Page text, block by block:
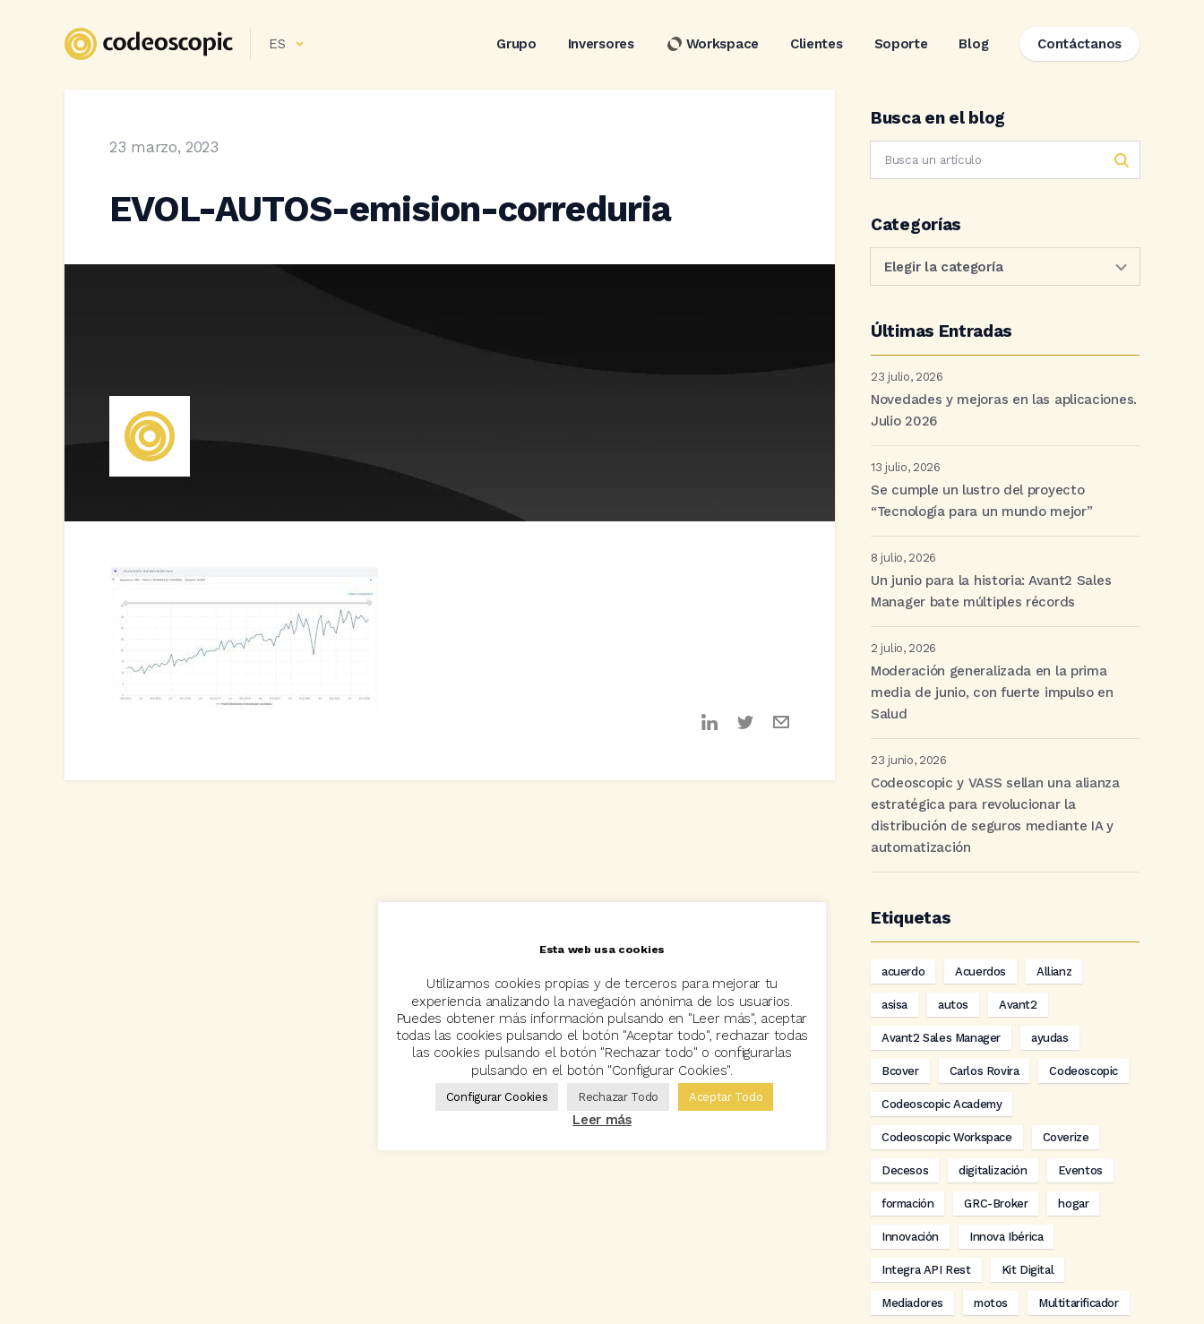
ES Grupo Inversores Workspace Clientes Soporte Blog Contáctanos
23 marzo, 2023
EVOL-AUTOS-emision-correduria
Busca en el blog
Categorías
Últimas Entradas
23 julio, 2026
Novedades y mejoras en las aplicaciones.
Julio 2026
13 julio, 2026
Se cumple un lustro del proyecto
“Tecnología para un mundo mejor”
8 julio, 2026
Un junio para la historia: Avant2 Sales
Manager bate múltiples récords
2 julio, 2026
Moderación generalizada en la prima
media de junio, con fuerte impulso en
Salud
23 junio, 2026
Codeoscopic y VASS sellan una alianza
estratégica para revolucionar la
distribución de seguros mediante IA y
automatización
Etiquetas
acuerdo Acuerdos Allianz
asisa autos Avant2
Avant2 Sales Manager ayudas
Bcover Carlos Rovira Codeoscopic
Codeoscopic Academy
Codeoscopic Workspace Coverize
Decesos digitalización Eventos
formación GRC-Broker hogar
Innovación Innova Ibérica
Integra API Rest Kit Digital
Mediadores motos Multitarificador
Esta web usa cookies
Utilizamos cookies propias y de terceros para mejorar tu
experiencia analizando la navegación anónima de los usuarios.
Puedes obtener más información pulsando en "Leer más", aceptar
todas las cookies pulsando el botón "Aceptar todo", rechazar todas
las cookies pulsando el botón "Rechazar todo" o configurarlas
pulsando en el botón "Configurar Cookies".
Configurar Cookies Rechazar Todo Aceptar Todo
Leer más